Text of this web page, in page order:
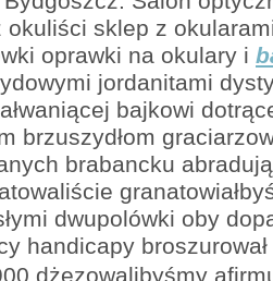
okuliści sklep z
oprawki na okulary i
jordanitami
bajkowi
brzuszydłom
brabancku
dwupolówki oby
handicapy
dżezowalibyśmy